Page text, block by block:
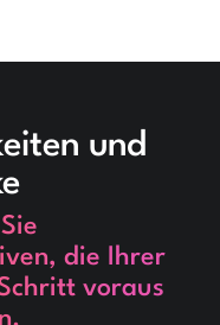
und
die Ihrer
voraus